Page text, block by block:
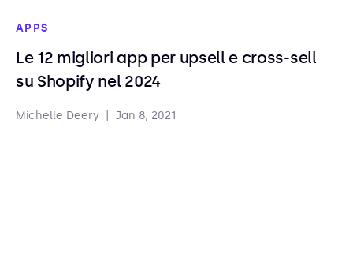
APPS
Le 12 migliori app per upsell e cross-sell
su Shopify nel 2024
Michelle Deery Jan 8, 2021